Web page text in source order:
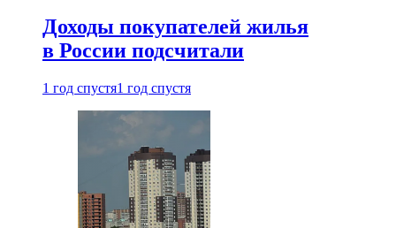
Доходы покупателей жилья
в России подсчитали
1 год спустя1 год спустя